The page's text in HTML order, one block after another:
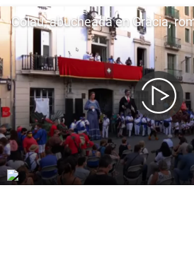
Colau, abucheada en Gràcia,